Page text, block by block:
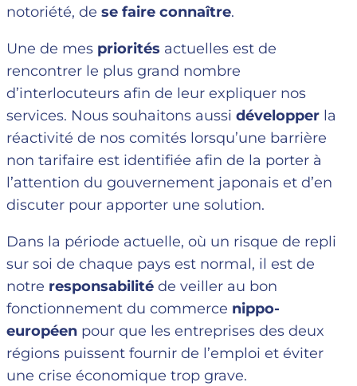
notoriété, de se faire connaître.
Une de mes priorités actuelles est de
rencontrer le plus grand nombre
d’interlocuteurs afin de leur expliquer nos
services. Nous souhaitons aussi développer la
réactivité de nos comités lorsqu’une barrière
non tarifaire est identifiée afin de la porter à
l’attention du gouvernement japonais et d’en
discuter pour apporter une solution.
Dans la période actuelle, où un risque de repli
sur soi de chaque pays est normal, il est de
notre responsabilité de veiller au bon
fonctionnement du commerce nippo-
européen pour que les entreprises des deux
régions puissent fournir de l’emploi et éviter
une crise économique trop grave.